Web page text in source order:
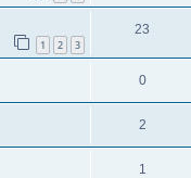
1 2 3
23
0
2
1